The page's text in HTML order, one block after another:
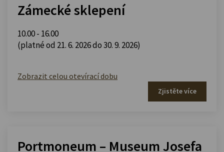
Zámecké sklepení
10.00 - 16.00
(platné od 21. 6. 2026 do 30. 9. 2026)
Zobrazit celou otevírací dobu
Zjistěte více
Portmoneum – Museum Josefa